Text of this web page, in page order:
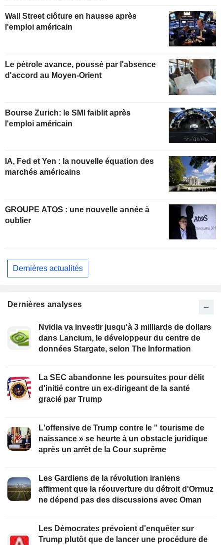
Wall Street clôture en hausse après
l'emploi américain
Le pétrole avance, poussé par l'absence
d'accord au Moyen-Orient
Bourse Zurich: le SMI faiblit après
l'emploi américain
IA, Fed et Yen : la nouvelle équation des
marchés américains
GROUPE ATOS : une nouvelle année à
oublier
Dernières actualités
Dernières analyses
Nvidia va investir jusqu'à 3 milliards de dollars
dans Lancium, le développeur du centre de
données Stargate, selon The Information
La SEC abandonne les poursuites pour délit
d'initié contre un ex-dirigeant de la santé
gracié par Trump
L'offensive de Trump contre le " tourisme de
naissance » se heurte à un obstacle juridique
après un arrêt de la Cour suprême
Les Gardiens de la révolution iraniens
affirment que la réouverture du détroit d'Ormuz
ne dépend pas des discussions avec Oman
Les Démocrates prévoient d'enquêter sur
Trump plutôt que de lancer une procédure de